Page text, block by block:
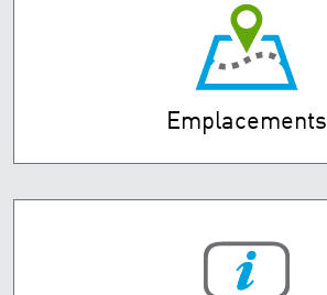
Emplacements